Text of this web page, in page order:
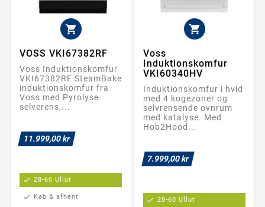

VOSS VKI67382RF
Voss Induktionskomfur
VKI67382RF SteamBake
induktionskomfur fra
Voss med Pyrolyse
selverens,...
11.999,00 kr
check 28-60 Ullut
check Køb & afhent

Voss
Induktionskomfur
VKI60340HV
Induktionskomfur i hvid
med 4 kogezoner og
selvrensende ovnrum
med katalyse. Med
Hob2Hood...
7.999,00 kr
check 28-60 Ullut